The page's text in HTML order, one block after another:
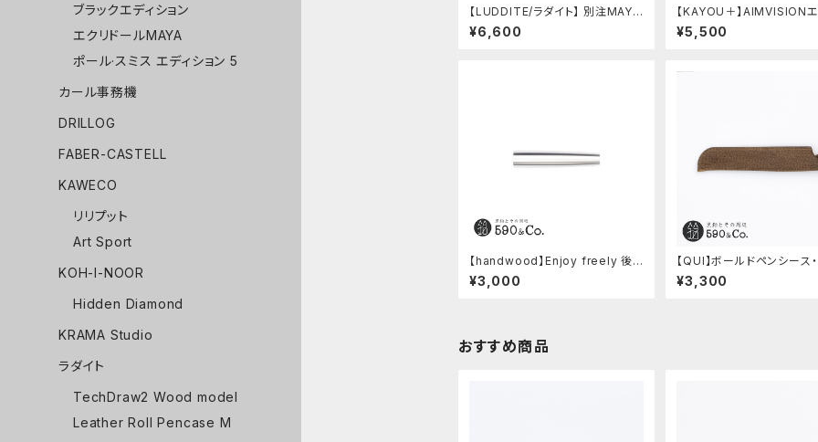
【LUDDITE/ラダイト】 別注MAYA
レザーボートペンケース (ターキー
ブルー)
¥6,600
【KAYOU＋】AIMVISION
ジョン (ストーンブラック)
¥5,500
【handwood】Enjoy freely 後
軸 (超超ジュラルミン)
¥3,000
【QUI】ボールドペンシース
ゥー (ガウチョ)
¥3,300
おすすめ商品
ブラックエディション
エクリドールMAYA
ポール·スミス エディション 5
カール事務機
DRILLOG
FABER-CASTELL
KAWECO
リリプット
Art Sport
KOH-I-NOOR
Hidden Diamond
KRAMA Studio
ラダイト
TechDraw2 Wood model
Leather Roll Pencase M